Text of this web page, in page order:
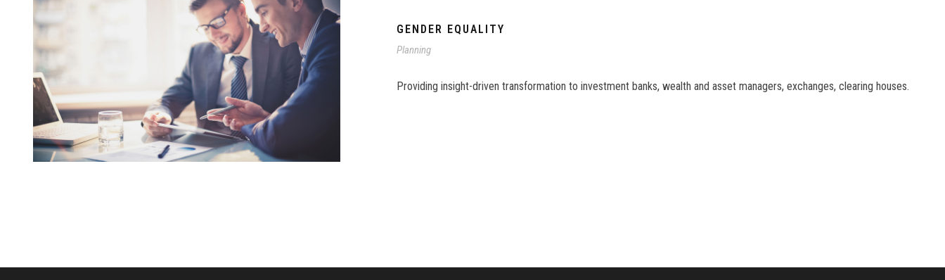
GENDER EQUALITY
Planning
Providing insight-driven transformation to investment banks, wealth and asset managers, exchanges, clearing houses.